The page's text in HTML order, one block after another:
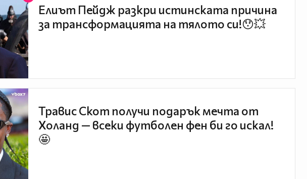
Елиът Пейдж разкри истинската причина
за трансформацията на тялото си!😯💥
Травис Скот получи подарък мечта от
Холанд — всеки футболен фен би го искал!
🤩